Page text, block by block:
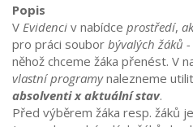
Popis
V Evidenci v nabídce prostředí,
pro práci soubor bývalých žáků
něhož chceme žáka přenést. V
vlastní programynalezneme
absolventi x aktuální stav.
Před výběrem žáka resp. žáků